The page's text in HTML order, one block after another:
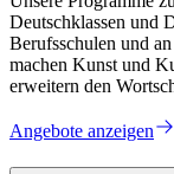
Deutschklassen und
Berufsschulen und
machen Kunst und
erweitern den
Angebote anzeigen